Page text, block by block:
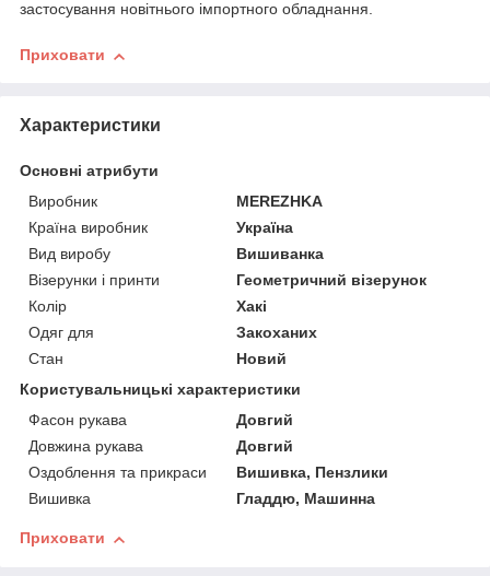
застосування новітнього імпортного обладнання.
Приховати
Характеристики
Основні атрибути
Виробник
MEREZHKA
Країна виробник
Україна
Вид виробу
Вишиванка
Візерунки і принти
Геометричний візерунок
Колір
Хакі
Одяг для
Закоханих
Стан
Новий
Користувальницькі характеристики
Фасон рукава
Довгий
Довжина рукава
Довгий
Оздоблення та прикраси
Вишивка, Пензлики
Вишивка
Гладдю, Машинна
Приховати